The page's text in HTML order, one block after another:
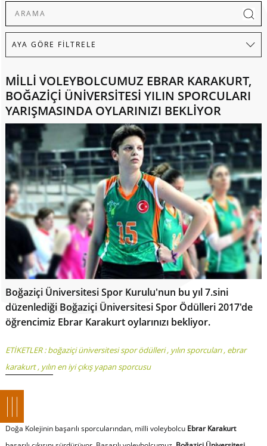
MİLLİ VOLEYBOLCUMUZ EBRAR KARAKURT,
BOĞAZİÇİ ÜNİVERSİTESİ YILIN SPORCULARI
YARIŞMASINDA OYLARINIZI BEKLİYOR
Boğaziçi Üniversitesi Spor Kurulu'nun bu yıl 7.sini
düzenlediği Boğaziçi Üniversitesi Spor Ödülleri 2017'de
öğrencimiz Ebrar Karakurt oylarınızı bekliyor.
ETİKETLER :boğaziçi üniversitesi spor ödülleri, yılın sporcuları, ebrar
karakurt, yılın en iyi çıkış yapan sporcusu
Doğa Kolejinin başarılı sporcularından, milli voleybolcu Ebrar Karakurt